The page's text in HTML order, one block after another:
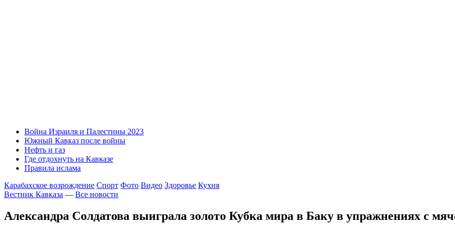
Война Израиля и Палестины 2023
Южный Кавказ после войны
Нефть и газ
Где отдохнуть на Кавказе
Правила ислама
Карабахское возрождение Спорт Фото Видео Здоровье Кухня
Вестник Кавказа — Все новости
Александра Солдатова выиграла золото Кубка мира в Баку в упражнениях с